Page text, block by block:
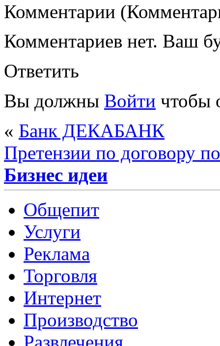
Комментарии
Комментариев нет. Ваш
Ответить
Вы должны Войти чтобы
« Банк ДЕКАБАНК
Претензии по договору
Бизнес идеи
Общепит
Услуги
Реклама
Торговля
Интернет
Производство
Развлечения